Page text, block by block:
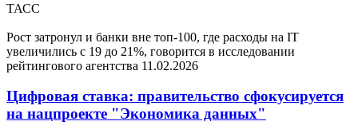
ТАСС
Рост затронул и банки вне топ-100, где расходы на IT
увеличились с 19 до 21%, говорится в исследовании
рейтингового агентства 11.02.2026
Цифровая ставка: правительство сфокусируется
на нацпроекте "Экономика данных"